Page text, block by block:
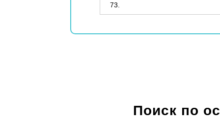
Поиск по